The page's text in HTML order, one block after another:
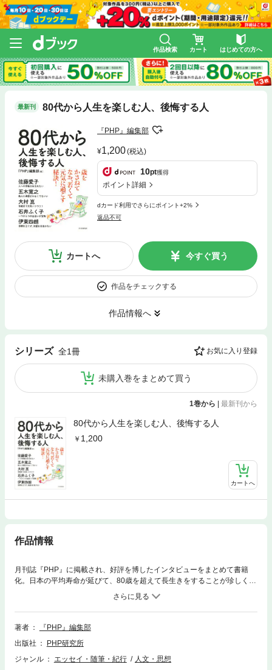
作品検索 カート はじめての方へ
最新刊 80代から人生を楽しむ人、後悔する人
『PHP』編集部
1,200(税込)
10pt獲得
ポイント詳細
dカード利用でさらにポイント+2%
返品不可
カートへ 今すぐ買う
作品をチェックする
作品情報へ
シリーズ 全1冊 お気に入り登録
未購入巻をまとめて買う
1巻から | 最新刊から
80代から人生を楽しむ人、後悔する人
1,200
カートへ
作品情報
月刊誌『PHP』に掲載され、好評を博したインタビューをまとめて書籍
化。日本の平均寿命が延びて、80歳を超えて長生きをすることが珍しくな
くなった今——。80代を迎えてなお、若く元気に生きる識者たちの言葉を
集めました。「『楽』になる生き方」「人生、山あり谷あり」「笑いが運
を引き寄せる」の3章立てで、16名のインタビューを収録。五木寛之（作
家）、養老孟司（解剖学者）、佐藤愛子（作家）、高木慶子（上智大学グ
精神衛生学会顧問）、石井ふく子（プロデューサー、演出家）、藤城清治
（影絵作家）、加藤登紀子（シンガーソングライター）、杉 良太郎（歌
著者
『PHP』編集部
出版社
PHP研究所
ジャンル
エッセイ・随筆・紀行
人文・思想